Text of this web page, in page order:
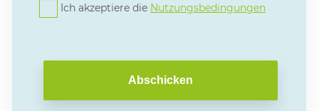
Ich akzeptiere die Nutzungsbedingungen
Abschicken